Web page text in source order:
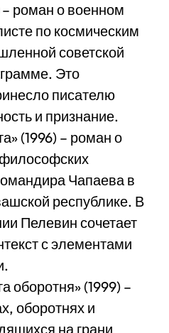
роман о военном
по космическим
советской
Это
писателю
и признание.
(1996) – роман о
Чапаева в
республике. В
Пелевин сочетает
с элементами
оборотня» (1999) –
оборотнях и
на грани